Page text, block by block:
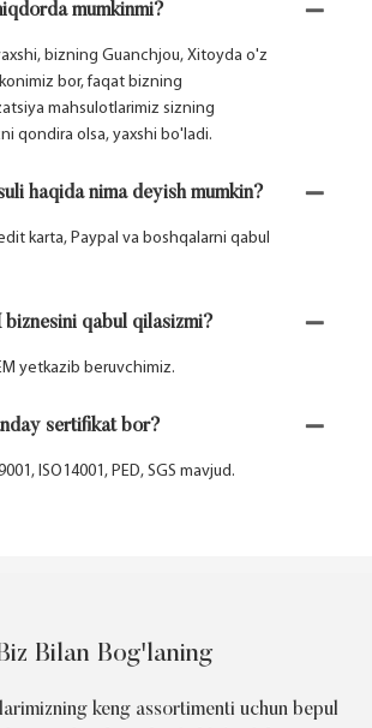
mumkinmi?
bizning Guanchjou, Xitoyda o'z
bor, faqat bizning
mahsulotlarimiz sizning
qondira olsa, yaxshi bo'ladi.
haqida nima deyish mumkin?
karta, Paypal va boshqalarni qabul
biznesini qabul qilasizmi?
yetkazib beruvchimiz.
sertifikat bor?
ISO14001, PED, SGS mavjud.
Bilan Bog'laning
keng assortimenti uchun bepul